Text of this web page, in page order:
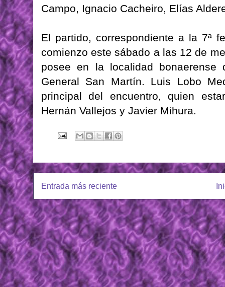
Campo, Ignacio Cacheiro, Elías
El partido, correspondiente a la 7ª
comienzo este sábado a las 12 de
posee en la localidad
General San Martín. Luis Lobo
principal del encuentro, quien
Hernán Vallejos y Javier Mihura.
Entrada más reciente